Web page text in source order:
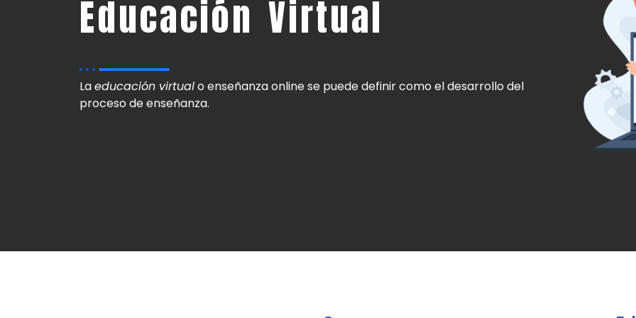
Educación Virtual
Laeducación virtualo enseñanza online se puede definir como el desarrollo del
proceso de enseñanza.